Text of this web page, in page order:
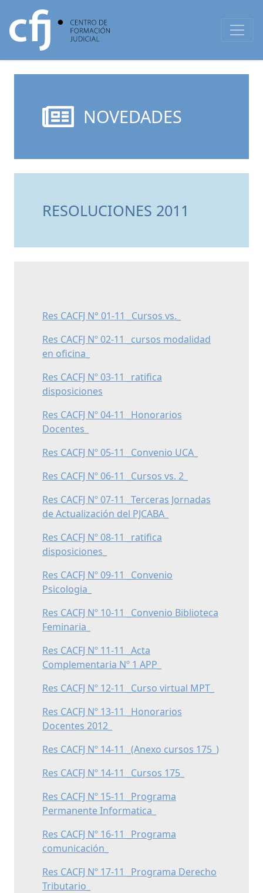
NOVEDADES
RESOLUCIONES 2011
Res CACFJ N° 01-11 _Cursos vs._
Res CACFJ Nº 02-11 _cursos modalidad
en oficina_
Res CACFJ Nº 03-11 _ratifica
disposiciones
Res CACFJ Nº 04-11 _Honorarios
Docentes_
Res CACFJ Nº 05-11 _Convenio UCA_
Res CACFJ Nº 06-11 _Cursos vs. 2_
Res CACFJ Nº 07-11 _Terceras Jornadas
de Actualización del PJCABA_
Res CACFJ Nº 08-11 _ratifica
disposiciones_
Res CACFJ Nº 09-11 _Convenio
Psicologia_
Res CACFJ Nº 10-11 _Convenio Biblioteca
Feminaria_
Res CACFJ Nº 11-11 _Acta
Complementaria Nº 1 APP_
Res CACFJ Nº 12-11 _Curso virtual MPT_
Res CACFJ Nº 13-11 _Honorarios
Docentes 2012_
Res CACFJ Nº 14-11 _(Anexo cursos 175_)
Res CACFJ Nº 14-11 _Cursos 175_
Res CACFJ Nº 15-11 _Programa
Permanente Informatica_
Res CACFJ Nº 16-11 _Programa
comunicación_
Res CACFJ Nº 17-11 _Programa Derecho
Tributario_